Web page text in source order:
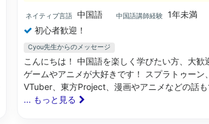
ネイティブ言語 中国語 中国語講師経験
1年未満
初心者歓迎！
Cyou先生からのメッセージ
こんにちは！ 中国語を楽しく学びたい方、大歓
ゲームやアニメが大好きです！ スプラトゥーン
VTuber、東方Project、漫画やアニメなどの話も
... もっと見る